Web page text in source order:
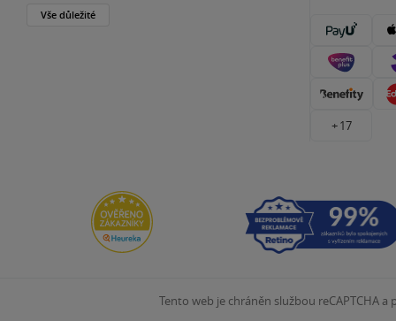
Vše důležité
+ 17
Tento web je chráněn službou reCAPTCHA a